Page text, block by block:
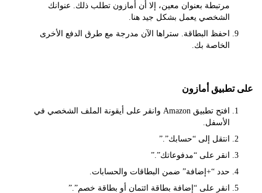
مرتبطة بعنوان معين، إلا أن أمازون تطلب ذلك. عنوانك
الشخصي يعمل بشكل جيد هنا.
احفظ البطاقة. ستراها الآن مدرجة مع طرق الدفع الأخرى
الخاصة بك.
أمازون
افتح تطبيق Amazon وانقر على أيقونة الملف الشخصي في
انتقل إلى “حسابك”.”
انقر على “مدفوعاتك”.”
حدد “+إضافة” ضمن البطاقات والحسابات.
انقر على “إضافة بطاقة ائتمان أو بطاقة خصم”.”